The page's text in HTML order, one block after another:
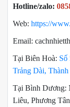
Hotline/zalo:
Web: https://
Email:
Tại Biên Hoà:
Trảng Dài,
Tại Bình Dương:
Liêu, Phương